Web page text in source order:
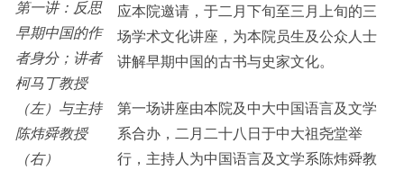
第一讲：反思
早期中国的作
者身分；讲者
柯马丁教授
（左）与主持
陈炜舜教授
（右）
应本院邀请，于二月下旬至三月上旬的三
场学术文化讲座，为本院员生及公众人士
讲解早期中国的古书与史家文化。
第一场讲座由本院及中大中国语言及文学
系合办，二月二十八日于中大祖尧堂举
行，主持人为中国语言及文学系陈炜舜教